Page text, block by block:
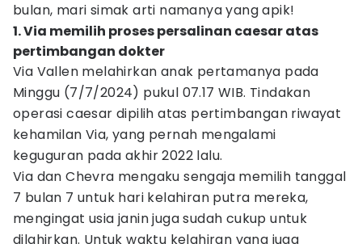
bulan, mari simak arti namanya yang apik!
1. Via memilih proses persalinan caesar atas
pertimbangan dokter
Via Vallen melahirkan anak pertamanya pada
Minggu (7/7/2024) pukul 07.17 WIB. Tindakan
operasi caesar dipilih atas pertimbangan riwayat
kehamilan Via, yang pernah mengalami
keguguran pada akhir 2022 lalu.
Via dan Chevra mengaku sengaja memilih tanggal
7 bulan 7 untuk hari kelahiran putra mereka,
mengingat usia janin juga sudah cukup untuk
dilahirkan. Untuk waktu kelahiran yang juga